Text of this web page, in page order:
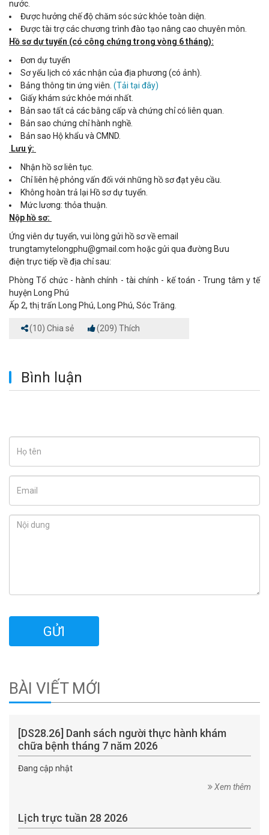
nước.
Được hưởng chế độ chăm sóc sức khỏe toàn diện.
Được tài trợ các chương trình đào tạo nâng cao chuyên môn.
Hồ sơ dự tuyển (có công chứng trong vòng 6 tháng):
Đơn dự tuyển
Sơ yếu lịch có xác nhận của địa phương (có ảnh).
Bảng thông tin ứng viên. (Tải tại đây)
Giấy khám sức khỏe mới nhất.
Bản sao tất cả các bằng cấp và chứng chỉ có liên quan.
Bản sao chứng chỉ hành nghề.
Bản sao Hộ khẩu và CMND.
Lưu ý:
Nhận hồ sơ liên tục.
Chỉ liên hệ phỏng vấn đối với những hồ sơ đạt yêu cầu.
Không hoàn trả lại Hồ sơ dự tuyển.
Mức lương: thỏa thuận.
Nộp hồ sơ:
Ứng viên dự tuyển, vui lòng gửi hồ sơ về email
trungtamytelongphu@gmail.com hoặc gửi qua đường Bưu
điện trực tiếp về địa chỉ sau:
Phòng Tổ chức - hành chính - tài chính - kế toán - Trung tâm y tế
huyện Long Phú
Ấp 2, thị trấn Long Phú, Long Phú, Sóc Trăng.
(10) Chia sẻ (209) Thích
Bình luận
BÀI VIẾT MỚI
[DS28.26] Danh sách người thực hành khám
chữa bệnh tháng 7 năm 2026
Đang cập nhật
Xem thêm
Lịch trực tuần 28 2026